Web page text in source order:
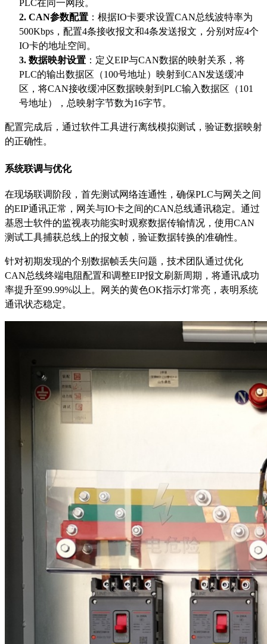
PLC在同一网段。
2. CAN参数配置 ：根据IO卡要求设置CAN总线波特率为
500Kbps，配置4条接收报文和4条发送报文，分别对应4个
IO卡的地址空间。
3. 数据映射设置 ：定义EIP与CAN数据的映射关系，将
PLC的输出数据区（100号地址）映射到CAN发送缓冲
区，将CAN接收缓冲区数据映射到PLC输入数据区（101
号地址），总映射字节数为16字节。
配置完成后，通过软件工具进行离线模拟测试，验证数据映射
的正确性。
系统联调与优化
在现场联调阶段，首先测试网络连通性，确保PLC与网关之间
的EIP通讯正常，网关与IO卡之间的CAN总线通讯稳定。通过
基恩士软件的监视表功能实时观察数据传输情况，使用CAN
测试工具捕获总线上的报文帧，验证数据转换的准确性。
针对初期发现的个别数据帧丢失问题，技术团队通过优化
CAN总线终端电阻配置和调整EIP报文刷新周期，将通讯成功
率提升至99.99%以上。网关的黄色OK指示灯常亮，表明系统
通讯状态稳定。